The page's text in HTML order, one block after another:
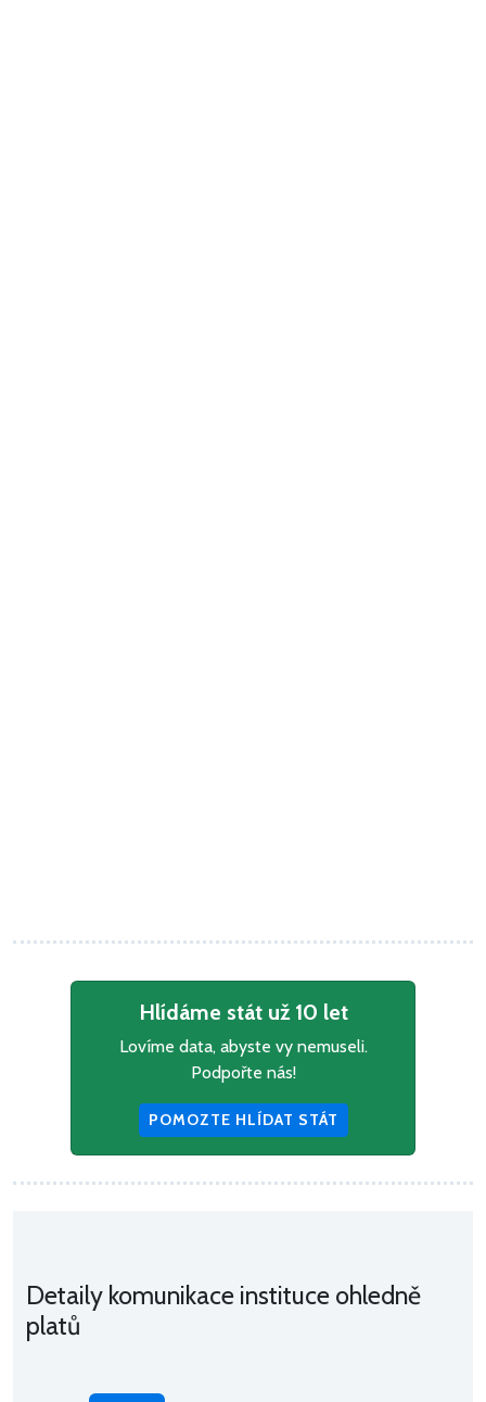
Hlídáme stát už 10 let
Lovíme data, abyste vy nemuseli.
Podpořte nás!
POMOZTE HLÍDAT STÁT
Detaily komunikace instituce ohledně
platů